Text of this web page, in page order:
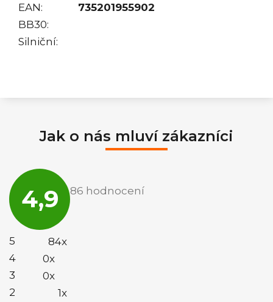
EAN:
735201955902
BB30:
Silniční:
Jak o nás mluví zákazníci
4,9
obchodu
je
86 hodnocení
5
84x
4
0x
3
0x
2
1x